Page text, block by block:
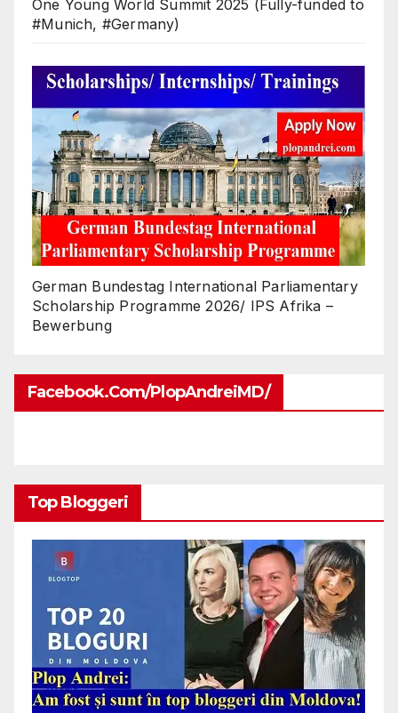
One Young World Summit 2025 (Fully-funded to
#Munich, #Germany)
German Bundestag International Parliamentary
Scholarship Programme 2026/ IPS Afrika –
Bewerbung
Facebook.com/PlopAndreiMD/
Top Bloggeri